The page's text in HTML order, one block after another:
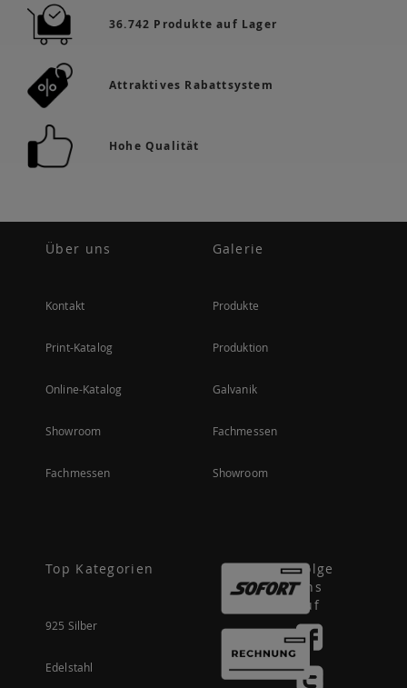
36.742 Produkte auf Lager
Attraktives Rabattsystem
Hohe Qualität
Über uns
Kontakt
Print-Katalog
Online-Katalog
Showroom
Fachmessen
Galerie
Produkte
Produktion
Galvanik
Fachmessen
Showroom
Top Kategorien
925 Silber
Edelstahl
Folge
uns
auf